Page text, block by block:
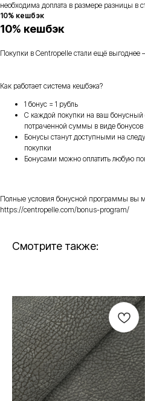
необходима доплата в размере разницы в
10% кешбэк
10% кешбэк
Покупки в Centropelle стали ещё выгоднее
Как работает система кешбэка?
1 бонус = 1 рубль
С каждой покупки на ваш бонусный
потраченной суммы в виде бонусов
Бонусы станут доступными на
покупки
Бонусами можно оплатить любую
Полные условия бонусной программы вы
https://centropelle.com/bonus-program/
Смотрите также: